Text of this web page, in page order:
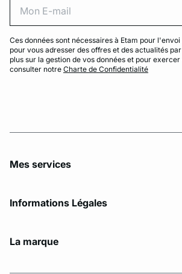
Ces données sont nécessaires à Etam pour
pour vous adresser des offres et des actualités
plus sur la gestion de vos données et pour
consulter notre Charte de Confidentialité
Mes services
Informations Légales
La marque